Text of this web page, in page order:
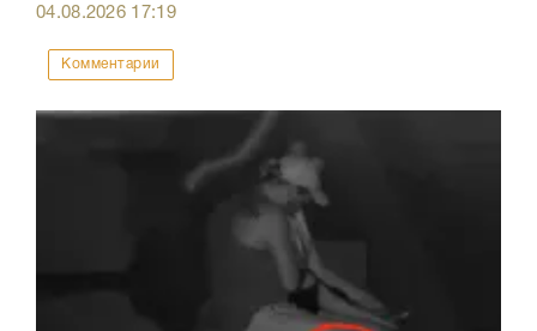
04.08.2026 17:19
Комментарии